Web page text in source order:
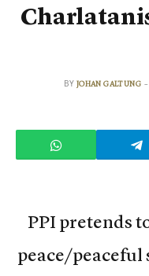
BY JOHAN GALTUNG
PPI pretends
peace/peaceful